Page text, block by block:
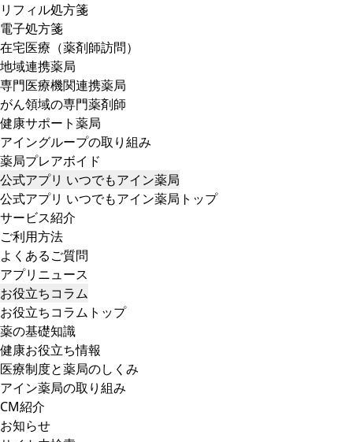
リフィル処方箋
電子処方箋
在宅医療（薬剤師訪問）
地域連携薬局
専門医療機関連携薬局
がん領域の専門薬剤師
健康サポート薬局
アイングループの取り組み
薬局プレアボイド
公式アプリ いつでもアイン薬局
公式アプリ いつでもアイン薬局トップ
サービス紹介
ご利用方法
よくあるご質問
アプリニュース
お役立ちコラム
お役立ちコラムトップ
薬の基礎知識
健康お役立ち情報
医療制度と薬局のしくみ
アイン薬局の取り組み
CM紹介
お知らせ